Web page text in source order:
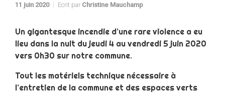
11 juin 2020 Ecrit par Christine Mauchamp
Un gigantesque incendie d’une rare violence a eu
lieu dans la nuit du jeudi 4 au vendredi 5 juin 2020
vers 0h30 sur notre commune.
Tout les matériels technique nécessaire à
l’entretien de la commune et des espaces verts